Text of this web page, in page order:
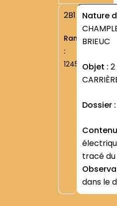
2B1
Rang
:
1245
Nature
BRIEUC
Objet : 2
Dossier :
tracé
""aux
dans le